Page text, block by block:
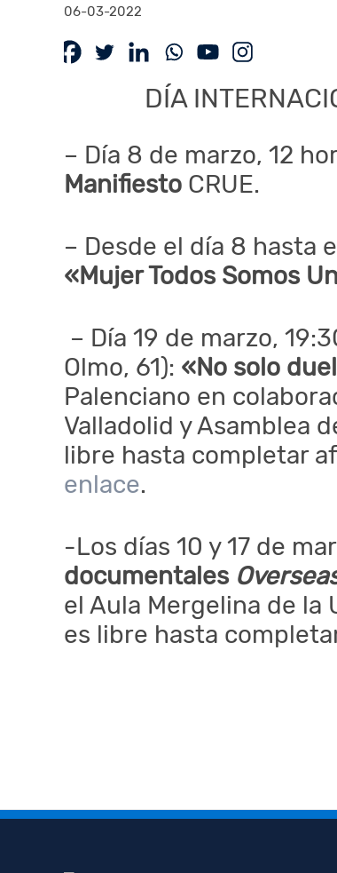
06-03-2022
DÍA
– Día 8 de marzo, 12
Manifiesto CRUE.
– Desde el día 8 hasta
«Mujer Todos Somos
– Día 19 de marzo,
Olmo, 61): «No solo
Palenciano en
Valladolid y Asamblea
libre hasta completar
enlace.
-Los días 10 y 17 de
documentales
el Aula Mergelina de la
es libre hasta